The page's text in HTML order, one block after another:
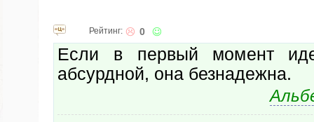
Рейтинг: 0
Если в первый момент
абсурдной, она безнадежна.